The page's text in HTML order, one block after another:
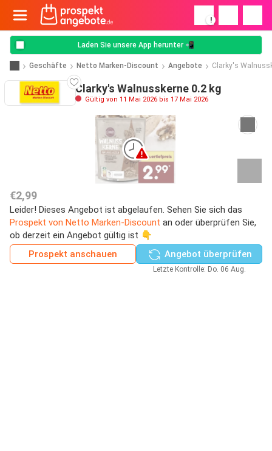
!
Laden Sie unsere App herunter 📲
Geschäfte Netto Marken-Discount Angebote Clarky's
Clarky's Walnusskerne 0.2 kg
Gültig von 11 Mai 2026 bis 17 Mai 2026
€2,99
Leider! Dieses Angebot ist abgelaufen. Sehen Sie sich das
Prospekt von Netto Marken-Discount an oder überprüfen Sie,
ob derzeit ein Angebot gültig ist 👇
Prospekt anschauen
Angebot überprüfen
Letzte Kontrolle: Do. 06 Aug.